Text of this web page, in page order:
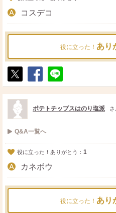
コスデコ
役に立った！ あり
ポ
ス
ト
シ
ェ
送
る
ポテトチップスはのり塩派 さ
Q&A一覧へ
役に立った！ありがとう： 1
カネボウ
役に立った！ あり